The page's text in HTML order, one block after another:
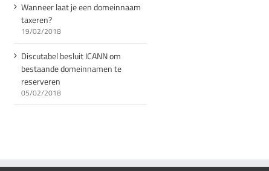
Wanneer laat je een domeinnaam
taxeren?
19/02/2018
Discutabel besluit ICANN om
bestaande domeinnamen te
reserveren
05/02/2018